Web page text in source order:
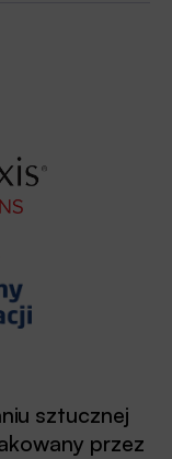
sztucznej
przez